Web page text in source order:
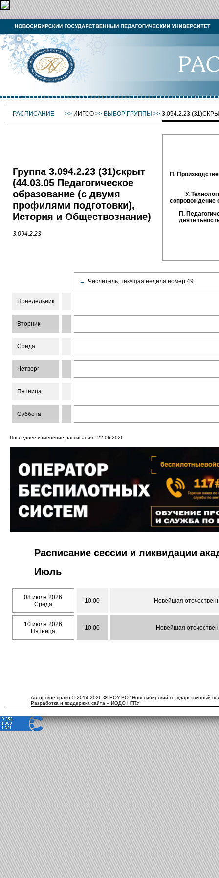
РАСПИСАНИЕ >> ИИГСО >> ВЫБОР ГРУППЫ >> 3.094.2.23
Группа 3.094.2.23 (31)скрыт
(44.03.05 Педагогическое
образование (с двумя
профилями подготовки),
История и Обществознание)
3.094.2.23
П.
У.
сопровождение
П.
← Числитель, текущая неделя номер 49
Понедельник
Вторник
Среда
Четверг
Пятница
Суббота
Последнее изменение расписания - 22.06.2026
Расписание сессии и ликвидации
Июль
08 июля 2026
Среда
10.00 Новейшая
10 июля 2026
Пятница
10.00 Новейшая
Авторское право © 2014-2026 ФГБОУ ВО "Новосибирский государственный
Разработка и поддержка сайта – ИОДО НГПУ